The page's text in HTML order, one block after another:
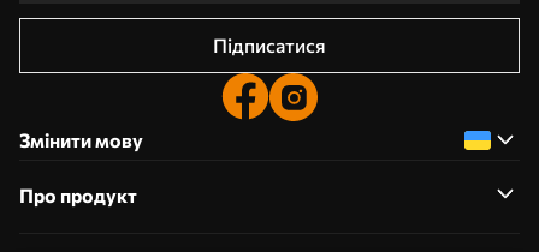
Підписатися
Змінити мову
Про продукт